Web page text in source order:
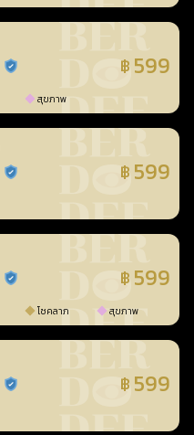
ร้านยืนยันแล้ว ฿ 599
สุขภาพ
ร้านยืนยันแล้ว ฿ 599
ร้านยืนยันแล้ว ฿ 599
โชคลาภ สุขภาพ
ร้านยืนยันแล้ว ฿ 599